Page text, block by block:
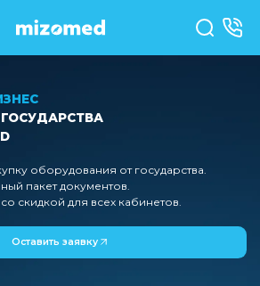
БИЗНЕС
ГОСУДАРСТВА
покупку оборудования от
полный пакет документов.
со скидкой для всех